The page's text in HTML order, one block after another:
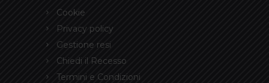
Cookie
Privacy policy
Gestione resi
Chiedi il Recesso
Termini e Condizioni